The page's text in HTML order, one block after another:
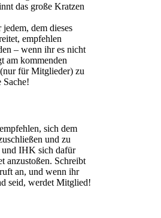
das große Kratzen
dem dieses
empfehlen
– wenn ihr es nicht
am kommenden
für Mitglieder) zu
Sache!
sich dem
und zu
IHK sich dafür
anzustoßen. Schreibt
an, und wenn ihr
seid, werdet Mitglied!